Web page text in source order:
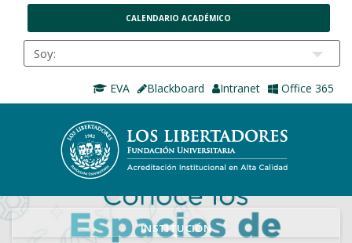
CALENDARIO ACADÉMICO
EVA Blackboard Intranet Office 365
INSTITUCIÓN
+